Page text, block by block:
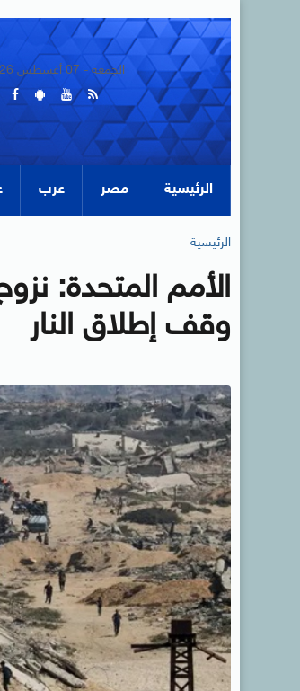
الجمعة - 07 أغسطس 2026
الرئيسية مصر عرب
الرئيسية
وقف إطلاق النار